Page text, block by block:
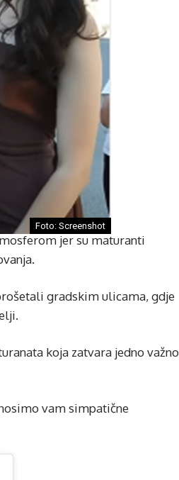
Foto: Screenshot
jer su maturanti
gradskim ulicama, gdje
koja zatvara jedno važno
vam simpatične